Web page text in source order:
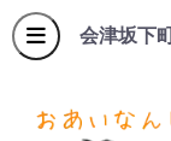
会津坂下